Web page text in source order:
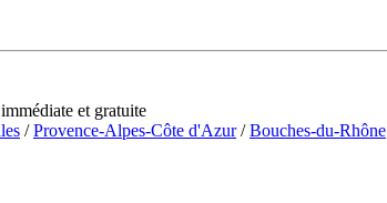
et gratuite
/Provence-Alpes-Côte d'Azur/Bouches-du-Rhône